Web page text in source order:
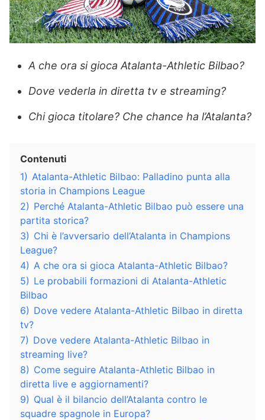
A che ora si gioca Atalanta-Athletic Bilbao?
Dove vederla in diretta tv e streaming?
Chi gioca titolare? Che chance ha l’Atalanta?
Contenuti
1) Atalanta-Athletic Bilbao: Palladino punta alla
storia in Champions League
2) Perché Atalanta-Athletic Bilbao può essere una
partita storica?
3) Chi è l’avversario dell’Atalanta in Champions
League?
4) A che ora si gioca Atalanta-Athletic Bilbao?
5) Le probabili formazioni di Atalanta-Athletic
Bilbao
6) Dove vedere Atalanta-Athletic Bilbao in diretta
tv?
7) Dove vedere Atalanta-Athletic Bilbao in
streaming live?
8) Come seguire Atalanta-Athletic Bilbao in
diretta live e aggiornamenti?
9) Qual è il bilancio dell’Atalanta contro le
squadre spagnole in Europa?